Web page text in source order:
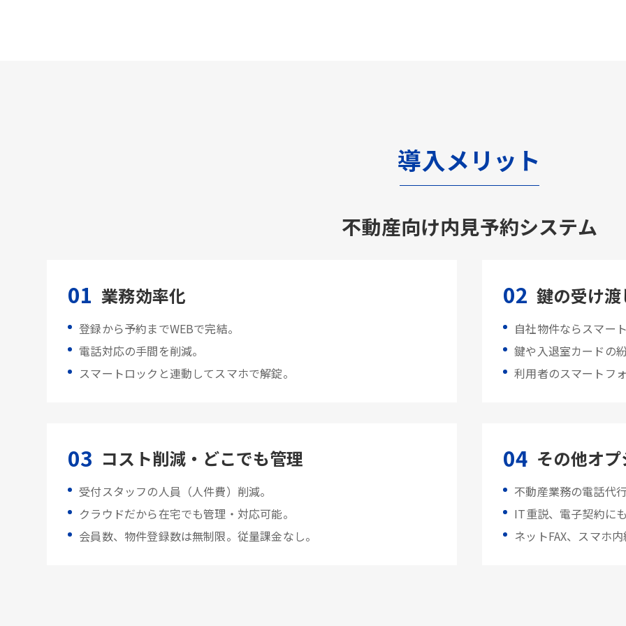
導入メリット
不動産向け内見予約システム
01 業務効率化
登録から予約までWEBで完結。
電話対応の手間を削減。
スマートロックと連動してスマホで解錠。
02 鍵の受け
自社物件ならスマー
鍵や入退室カードの
利用者のスマートフ
03 コスト削減・どこでも管理
受付スタッフの人員（人件費）削減。
クラウドだから在宅でも管理・対応可能。
会員数、物件登録数は無制限。従量課金なし。
04 その他オ
不動産業務の電話代行
IT重説、電子契約にも
ネットFAX、スマホ内